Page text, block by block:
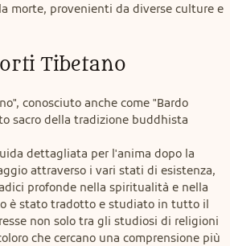
morte, provenienti da diverse culture e
Tibetano
conosciuto anche come "Bardo
sacro della tradizione buddhista
dettagliata per l'anima dopo la
attraverso i vari stati di esistenza,
profonde nella spiritualità e nella
è stato tradotto e studiato in tutto il
non solo tra gli studiosi di religioni
che cercano una comprensione più